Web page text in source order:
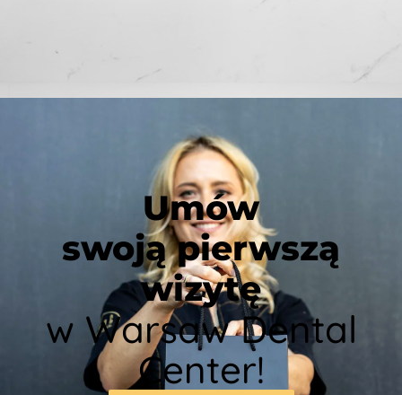
Umów
swoją pierwszą
wizytę
w Warsaw Dental
Center!